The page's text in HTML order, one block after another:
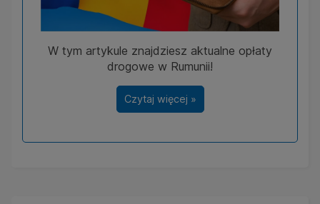
W tym artykule znajdziesz aktualne opłaty
drogowe w Rumunii!
Czytaj więcej »